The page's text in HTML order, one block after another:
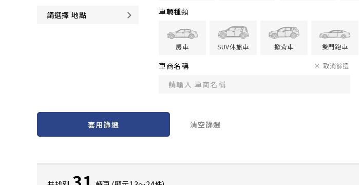
請選擇 地點
車輛種類
房車 SUV休旅車 掀背車 雙門跑車
車商名稱 取消篩選
套用篩選 清空篩選